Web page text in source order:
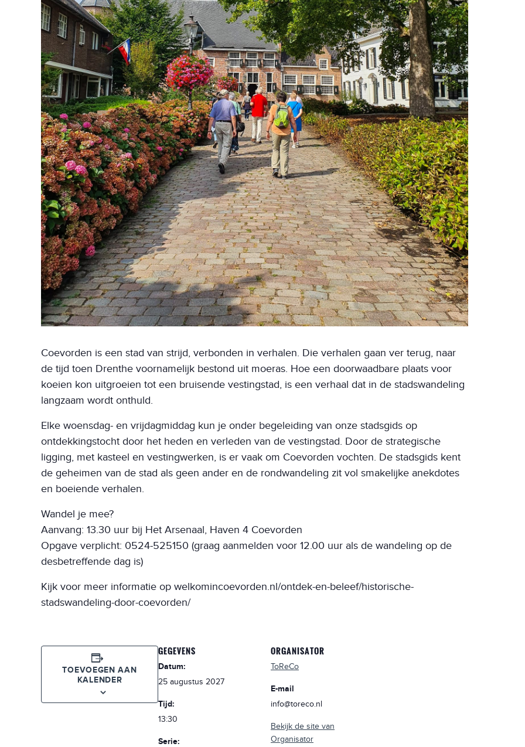
Coevorden is een stad van strijd, verbonden in verhalen. Die verhalen gaan ver terug, naar
de tijd toen Drenthe voornamelijk bestond uit moeras. Hoe een doorwaadbare plaats voor
koeien kon uitgroeien tot een bruisende vestingstad, is een verhaal dat in de stadswandeling
langzaam wordt onthuld.
Elke woensdag- en vrijdagmiddag kun je onder begeleiding van onze stadsgids op
ontdekkingstocht door het heden en verleden van de vestingstad. Door de strategische
ligging, met kasteel en vestingwerken, is er vaak om Coevorden vochten. De stadsgids kent
de geheimen van de stad als geen ander en de rondwandeling zit vol smakelijke anekdotes
en boeiende verhalen.
Wandel je mee?
Aanvang: 13.30 uur bij Het Arsenaal, Haven 4 Coevorden
Opgave verplicht: 0524-525150 (graag aanmelden voor 12.00 uur als de wandeling op de
desbetreffende dag is)
Kijk voor meer informatie op welkomincoevorden.nl/ontdek-en-beleef/historische-
stadswandeling-door-coevorden/
TOEVOEGEN AAN
KALENDER
GEGEVENS
Datum:
25 augustus 2027
Tijd:
13:30
Serie:
ORGANISATOR
ToReCo
E-mail
info@toreco.nl
Bekijk de site van
Organisator